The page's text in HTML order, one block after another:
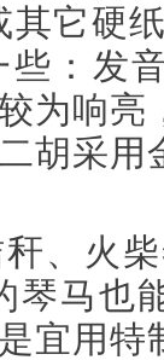
其它硬
：发
为响亮
胡采用
火柴
琴马也
宜用特